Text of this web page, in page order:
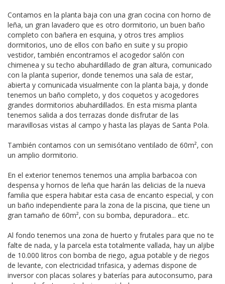
Contamos en la planta baja con una gran cocina con horno de
leña, un gran lavadero que es otro dormitorio, un buen baño
completo con bañera en esquina, y otros tres amplios
dormitorios, uno de ellos con baño en suite y su propio
vestidor, también encontramos el acogedor salón con
chimenea y su techo abuhardillado de gran altura, comunicado
con la planta superior, donde tenemos una sala de estar,
abierta y comunicada visualmente con la planta baja, y donde
tenemos un baño completo, y dos coquetos y acogedores
grandes dormitorios abuhardillados. En esta misma planta
tenemos salida a dos terrazas donde disfrutar de las
maravillosas vistas al campo y hasta las playas de Santa Pola.
También contamos con un semisótano ventilado de 60m², con
un amplio dormitorio.
En el exterior tenemos tenemos una amplia barbacoa con
despensa y hornos de leña que harán las delicias de la nueva
familia que espera habitar esta casa de encanto especial, y con
un baño independiente para la zona de la piscina, que tiene un
gran tamaño de 60m², con su bomba, depuradora... etc.
Al fondo tenemos una zona de huerto y frutales para que no te
falte de nada, y la parcela esta totalmente vallada, hay un aljibe
de 10.000 litros con bomba de riego, agua potable y de riegos
de levante, con electricidad trifasica, y ademas dispone de
inversor con placas solares y baterías para autoconsumo, para